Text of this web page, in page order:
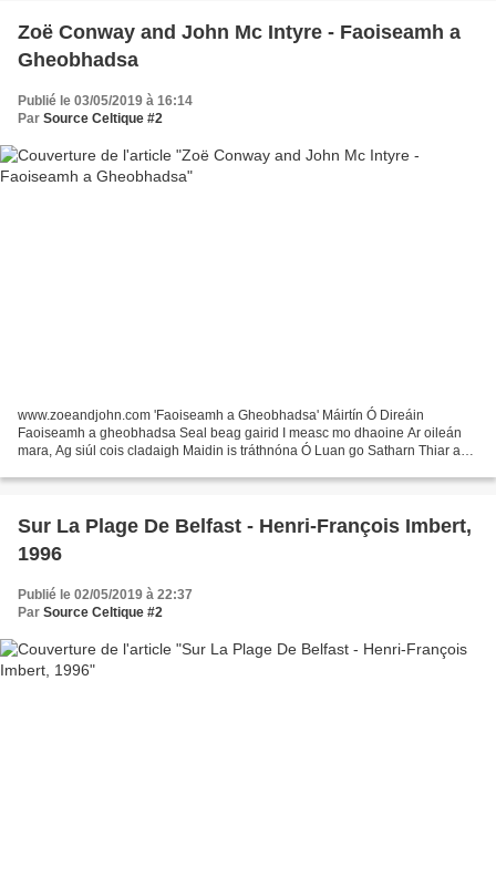
Zoë Conway and John Mc Intyre - Faoiseamh a
Gheobhadsa
Publié le 03/05/2019 à 16:14
Par Source Celtique #2
www.zoeandjohn.com 'Faoiseamh a Gheobhadsa' Máirtín Ó Direáin
Faoiseamh a gheobhadsa Seal beag gairid I measc mo dhaoine Ar oileán
mara, Ag siúl cois cladaigh Maidin is tráthnóna Ó Luan go Satharn Thiar ag
Sur La Plage De Belfast - Henri-François Imbert,
1996
Publié le 02/05/2019 à 22:37
Par Source Celtique #2